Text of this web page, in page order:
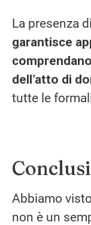
La presenza
garantisce
dell’atto di
tutte le
Abbiamo
non è un